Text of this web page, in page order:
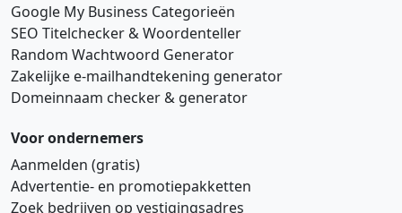
Google My Business Categorieën
SEO Titelchecker & Woordenteller
Random Wachtwoord Generator
Zakelijke e‑mailhandtekening generator
Domeinnaam checker & generator
Voor ondernemers
Aanmelden (gratis)
Advertentie‑ en promotiepakketten
Zoek bedrijven op vestigingsadres